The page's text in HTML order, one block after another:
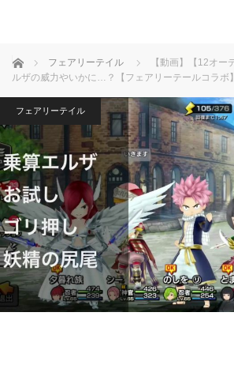
ホーム フェアリーテイル
【動画】【12オー
ルザの威力やいかに…？【フェアリーテールコラボ】
フェアリーテイル